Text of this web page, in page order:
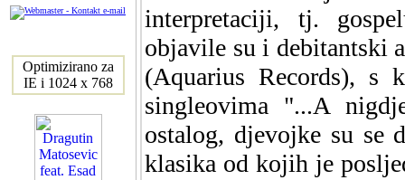
Optimizirano za
IE i 1024 x 768
interpretaciji, tj.
objavile su i debitantski
(Aquarius Records), s
singleovima "...A
ostalog, djevojke su se
klasika od kojih je